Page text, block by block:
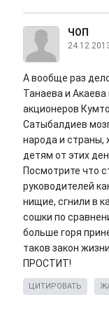
ЧОП
А вообще раз
Танаева и
акционеров
Сатыбалдиев
народа и страны,
детям от этих
Посмотрите что
руководителей
нищие, сгнили в
сошки по
больше горя
таков закон
ПРОСТИТ!
ЦИТИРОВАТЬ